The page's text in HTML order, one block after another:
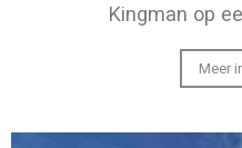
Kingman op
Meer